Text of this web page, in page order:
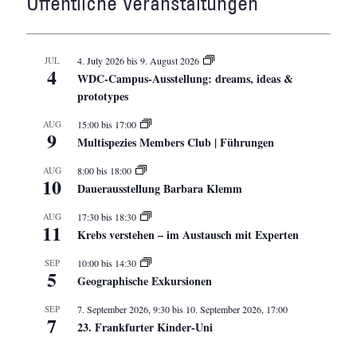
JUL
4
4. July 2026bis9. August 2026
WDC-Campus-Ausstellung: dreams, ideas &
prototypes
AUG
9
15:00bis 17:00
Multispezies Members Club | Führungen
AUG
10
8:00bis 18:00
Dauerausstellung Barbara Klemm
AUG
11
17:30bis 18:30
Krebs verstehen – im Austausch mit Experten
SEP
5
10:00bis 14:30
Geographische Exkursionen
SEP
7
7. September 2026, 9:30bis 10. September 2026, 17:00
23. Frankfurter Kinder-Uni